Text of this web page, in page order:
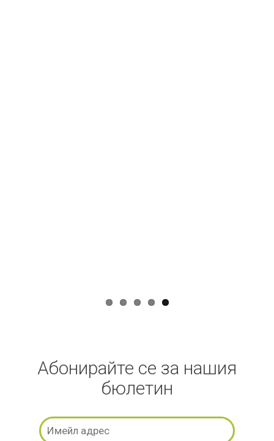
Абонирайте се за нашия
бюлетин